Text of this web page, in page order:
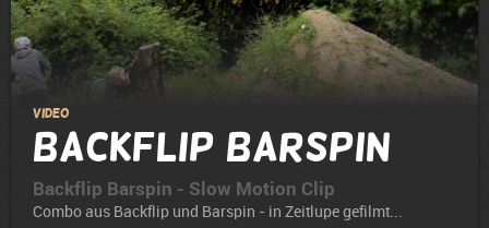
Video
Backflip Barspin
Backflip Barspin - Slow Motion Clip
Combo aus Backflip und Barspin - in Zeitlupe gefilmt...